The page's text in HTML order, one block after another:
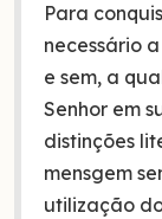
Para
necessário
e sem, a
Senhor em
distinções
mensgem
utilização